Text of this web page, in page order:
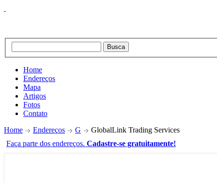
Home
Endereços
Mapa
Artigos
Fotos
Contato
Home
Endereços G
GlobalLink Trading Services
Faça parte dos endereços. Cadastre-se gratuitamente!